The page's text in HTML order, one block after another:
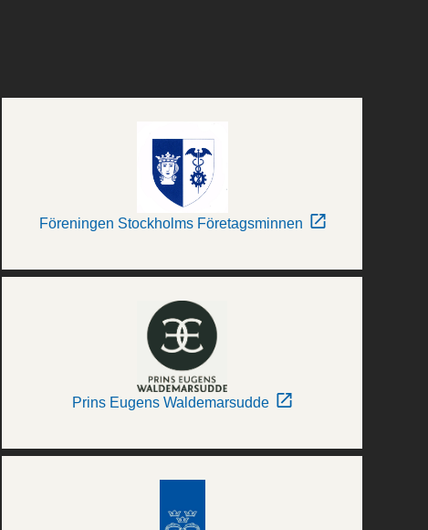
Föreningen Stockholms Företagsminnen
Prins Eugens Waldemarsudde